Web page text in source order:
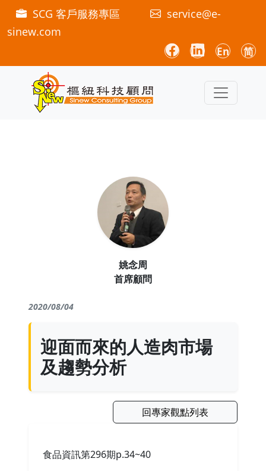
SCG 客戶服務專區
service@e-
sinew.com
En 简
姚念周
首席顧問
2020/08/04
迎面而來的人造肉市場
及趨勢分析
回專家觀點列表
食品資訊第296期p.34~40